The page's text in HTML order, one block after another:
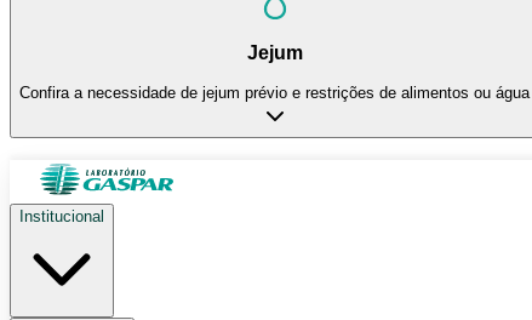
Jejum
Confira a necessidade de jejum prévio e restrições de alimentos ou água
Institucional